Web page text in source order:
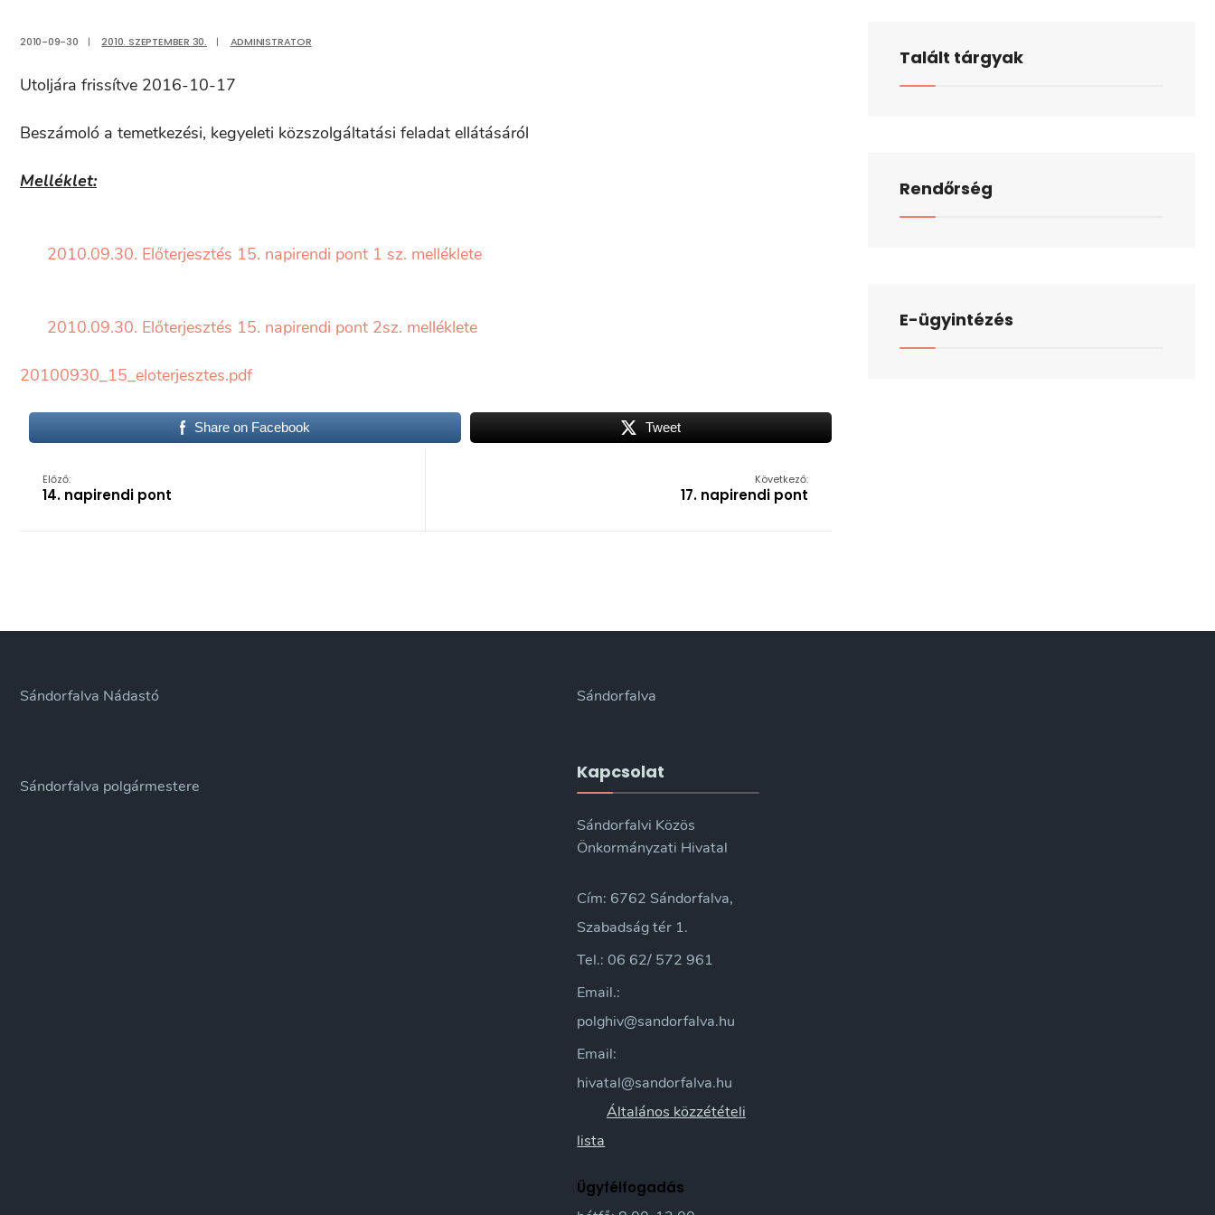
2010-09-30 | 2010. SZEPTEMBER 30. | ADMINISTRATOR
Utoljára frissítve 2016-10-17
Beszámoló a temetkezési, kegyeleti közszolgáltatási feladat ellátásáról
Melléklet:
2010.09.30. Előterjesztés 15. napirendi pont 1 sz. melléklete
2010.09.30. Előterjesztés 15. napirendi pont 2sz. melléklete
20100930_15_eloterjesztes.pdf
Share on Facebook Tweet
Előző:
14. napirendi pont
Következő:
17. napirendi pont
Talált tárgyak
Rendőrség
E-ügyintézés
Sándorfalva Nádastó
Sándorfalva polgármestere
Sándorfalva
Kapcsolat
Sándorfalvi Közös
Önkormányzati Hivatal
Cím: 6762 Sándorfalva,
Szabadság tér 1.
Tel.: 06 62/ 572 961
Email.:
polghiv@sandorfalva.hu
Email:
hivatal@sandorfalva.hu
Általános közzétételi
lista
Ügyfélfogadás